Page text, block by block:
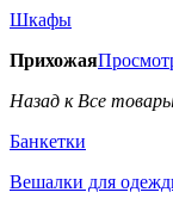
Шкафы
Прихожая
Назад к Все
Банкетки
Вешалки для